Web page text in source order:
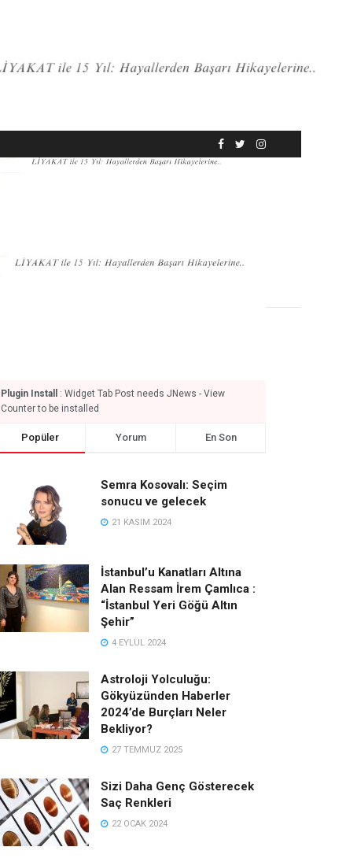
Plugin Install
: Widget Tab Post needs JNews - View
Counter to be installed
Popüler Yorum En Son
Semra Kosovalı: Seçim
sonucu ve gelecek
21 KASIM 2024
İstanbul’u Kanatları Altına
Alan Ressam İrem Çamlıca :
“İstanbul Yeri Göğü Altın
Şehir”
4 EYLÜL 2024
Astroloji Yolculuğu:
Gökyüzünden Haberler
2024’de Burçları Neler
Bekliyor?
27 TEMMUZ 2025
Sizi Daha Genç Gösterecek
Saç Renkleri
22 OCAK 2024